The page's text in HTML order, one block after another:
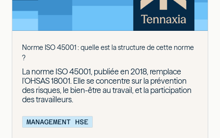
Norme ISO 45001 : quelle est la structure de cette norme
?
La norme ISO 45001, publiée en 2018, remplace
l'OHSAS 18001. Elle se concentre sur la prévention
des risques, le bien-être au travail, et la participation
des travailleurs.
MANAGEMENT HSE